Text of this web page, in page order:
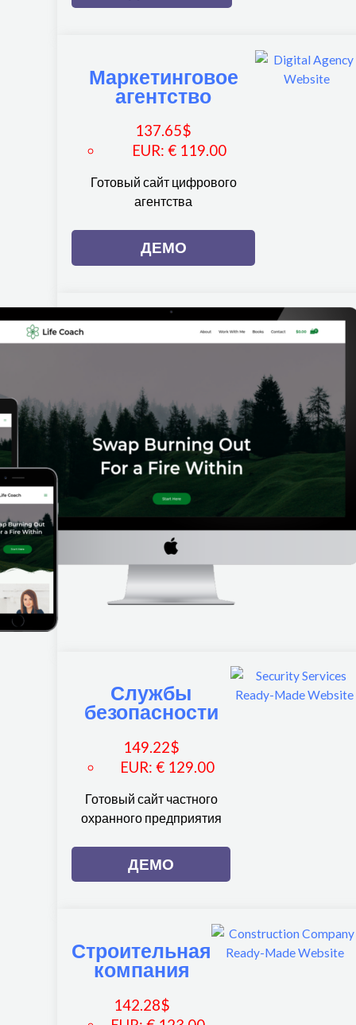
Маркетинговое
агентство
137.65$
EUR:€ 119.00
Готовый сайт цифрового
агентства
ДЕМО
Службы
безопасности
149.22$
EUR: € 129.00
Готовый сайт частного
охранного предприятия
ДЕМО
Строительная
компания
142.28$